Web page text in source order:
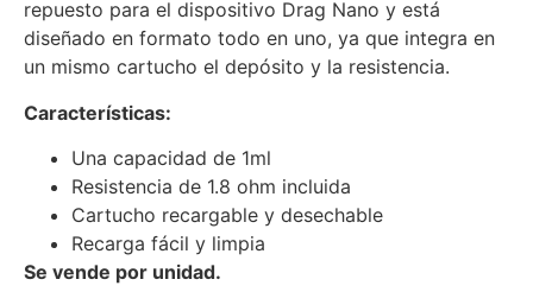
repuesto para el dispositivo Drag Nano y está
diseñado en formato todo en uno, ya que integra en
un mismo cartucho el depósito y la resistencia.
Características:
Una capacidad de 1ml
Resistencia de 1.8 ohm incluida
Cartucho recargable y desechable
Recarga fácil y limpia
Se vende por unidad.